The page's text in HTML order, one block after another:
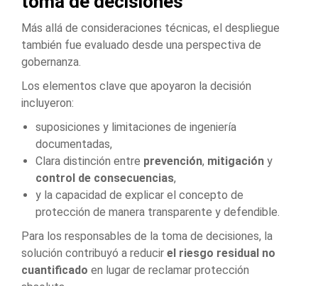
Más allá de consideraciones técnicas, el despliegue
también fue evaluado desde una perspectiva de
gobernanza.
Los elementos clave que apoyaron la decisión
incluyeron:
suposiciones y limitaciones de ingeniería
documentadas,
Clara distinción entre prevención, mitigación y
control de consecuencias,
y la capacidad de explicar el concepto de
protección de manera transparente y defendible.
Para los responsables de la toma de decisiones, la
solución contribuyó a reducir el riesgo residual no
cuantificado en lugar de reclamar protección